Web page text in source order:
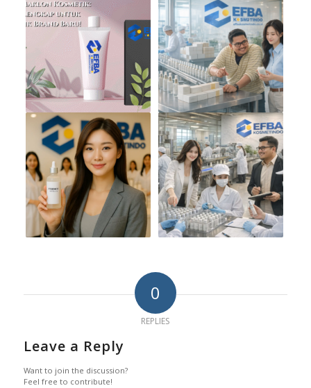
0
REPLIES
Leave a Reply
Want to join the discussion?
Feel free to contribute!